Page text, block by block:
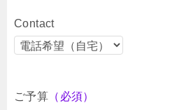
Contact
ご予算 （必須）